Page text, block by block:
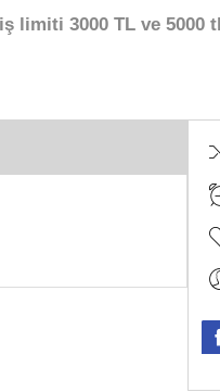
3000 TL ve 5000